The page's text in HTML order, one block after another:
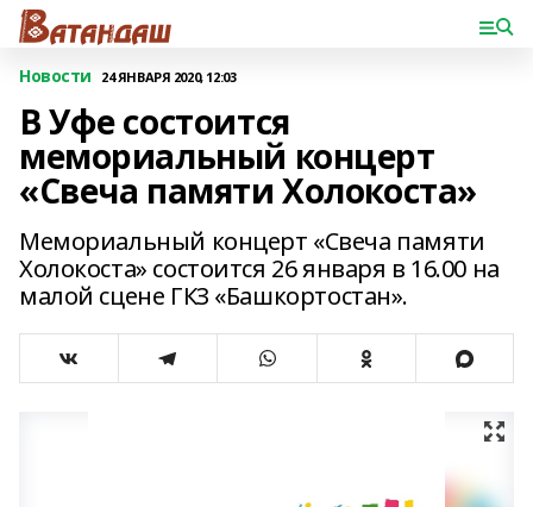
Новости 24 ЯНВАРЯ 2020, 12:03
В Уфе состоится
мемориальный концерт
«Свеча памяти Холокоста»
Мемориальный концерт «Свеча памяти
Холокоста» состоится 26 января в 16.00 на
малой сцене ГКЗ «Башкортостан».